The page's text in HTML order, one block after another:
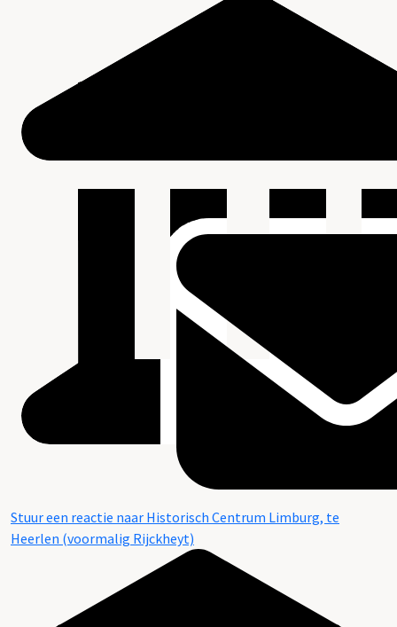
Stuur een reactie naar Historisch Centrum Limburg, te
Heerlen (voormalig Rijckheyt)